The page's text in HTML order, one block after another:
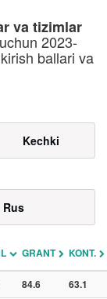
va tizimlar
2023-
ballari va
Kechki
Rus
GRANT KONT.
84.6
63.1